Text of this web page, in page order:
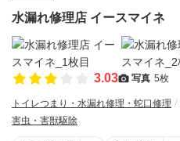
水漏れ修理店 イースマイネ
3.03 写真 5枚
トイレつまり・水漏れ修理・蛇口修理
害虫・害獣駆除